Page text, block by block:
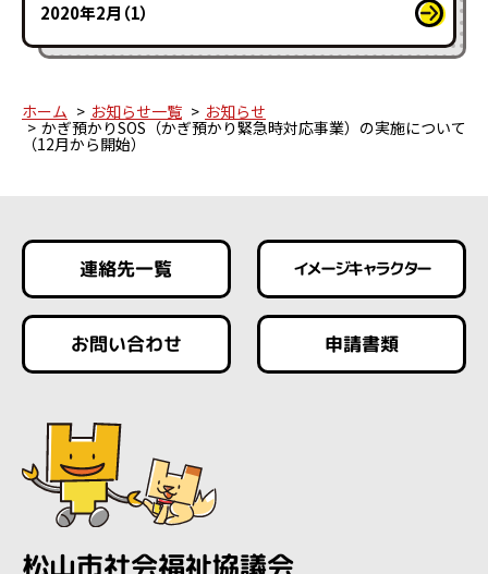
2020年2月（1）
ホーム お知らせ一覧 お知らせ
かぎ預かりSOS（かぎ預かり緊急時対応事業）の実施について
（12月から開始）
連絡先一覧 イメージキャラクター
お問い合わせ 申請書類
松山市社会福祉協議会